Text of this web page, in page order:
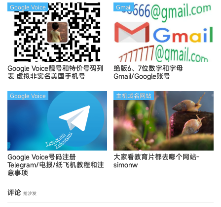
Google Voice靓号和特价号码列
表 虚拟非实名美国手机号
Google Voice
绝版6、7位数字和字母
Gmail/Google账号
Gmail
Google Voice号码注册
Telegram/电报/纸飞机教程和注
意事项
Google Voice
大家看教育片都去哪个网站-
simonw
主机域名网站
评论 抢沙发